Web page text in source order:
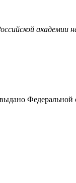
академии
Федеральной